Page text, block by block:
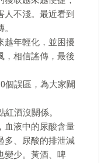
不淺。最近看到
年輕化，並困擾
，相信謠傳，最後
誤區，為大家闢
酒沒關係。
液中的尿酸含量
多、尿酸的排泄減
變少。黃酒、啤